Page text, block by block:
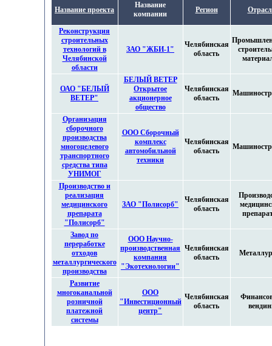
Название проекта
Название
компании
Регион
Реконструкция
строительных
технологий в
Челябинской
области
ЗАО "ЖБИ-1"
Челябинская
область
ОАО "БЕЛЫЙ
ВЕТЕР"
БЕЛЫЙ ВЕТЕР
Открытое
акционерное
общество
Челябинская
область
Организация
сборочного
производства
многоцелевого
транспортного
средства типа
УНИМОГ
ООО Сборочный
комплекс
автомобильной
техники
Челябинская
область
Производство и
реализация
медицинского
препарата
"Полисорб"
ЗАО "Полисорб"
Челябинская
область
Завод по
переработке
отходов
металлургического
производства
ООО Научно-
производственная
компания
"Экотехнологии"
Челябинская
область
Развитие
многоканальной
розничной
платежной
системы
ООО
"Инвестиционный
центр"
Челябинская
область